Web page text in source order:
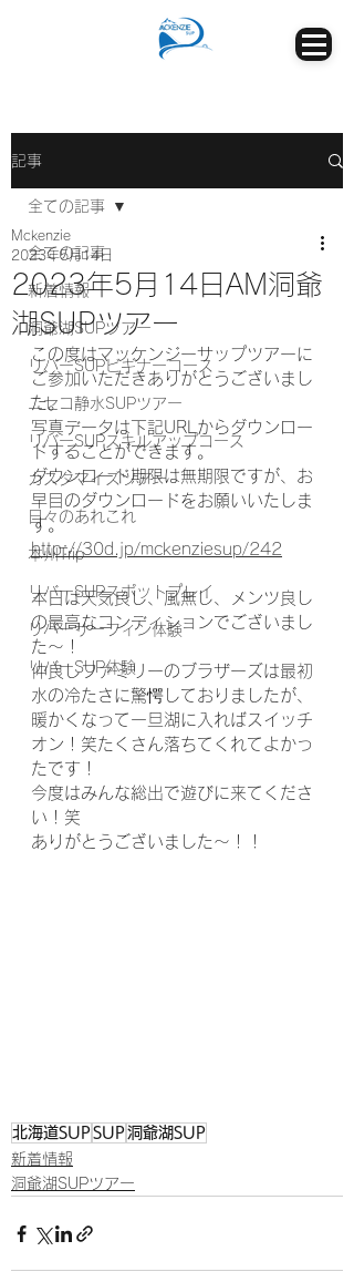
記事
全ての記事
新着情報
洞爺湖SUPツアー
リバーSUPビギナーコース
ニセコ静水SUPツアー
リバーSUPスキルアップコース
カスタマイズツアー
日々のあれこれ
本州Trip
リバーSUPスポットプレイ
リバーサーフィン体験
リバーSUP体験
全ての記事
2023年5月14日AM洞爺
湖SUPツアー
Mckenzie
2023年5月14日
この度はマッケンジーサップツアーに
ご参加いただきありがとうございまし
た。
写真データは下記URLからダウンロー
ドすることができます。
ダウンロード期限は無期限ですが、お
早目のダウンロードをお願いいたしま
す。
http://30d.jp/mckenziesup/242
本日は天気良し、風無し、メンツ良し
の最高なコンディションでございまし
た〜！
仲良しファミリーのブラザーズは最初
水の冷たさに驚愕しておりましたが、
暖かくなって一旦湖に入ればスイッチ
オン！笑たくさん落ちてくれてよかっ
たです！
今度はみんな総出で遊びに来てくださ
い！笑
ありがとうございました〜！！
北海道SUPSUP洞爺湖SUP
新着情報
洞爺湖SUPツアー